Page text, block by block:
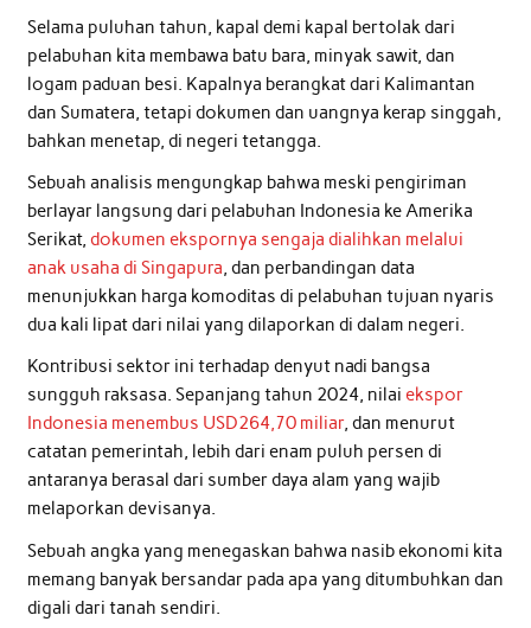
Selama puluhan tahun, kapal demi kapal bertolak dari
pelabuhan kita membawa batu bara, minyak sawit, dan
logam paduan besi. Kapalnya berangkat dari Kalimantan
dan Sumatera, tetapi dokumen dan uangnya kerap singgah,
bahkan menetap, di negeri tetangga.
Sebuah analisis mengungkap bahwa meski pengiriman
berlayar langsung dari pelabuhan Indonesia ke Amerika
Serikat, dokumen ekspornya sengaja dialihkan melalui
anak usaha di Singapura, dan perbandingan data
menunjukkan harga komoditas di pelabuhan tujuan nyaris
dua kali lipat dari nilai yang dilaporkan di dalam negeri.
Kontribusi sektor ini terhadap denyut nadi bangsa
sungguh raksasa. Sepanjang tahun 2024, nilai ekspor
Indonesia menembus USD264,70 miliar, dan menurut
catatan pemerintah, lebih dari enam puluh persen di
antaranya berasal dari sumber daya alam yang wajib
melaporkan devisanya.
Sebuah angka yang menegaskan bahwa nasib ekonomi kita
memang banyak bersandar pada apa yang ditumbuhkan dan
digali dari tanah sendiri.